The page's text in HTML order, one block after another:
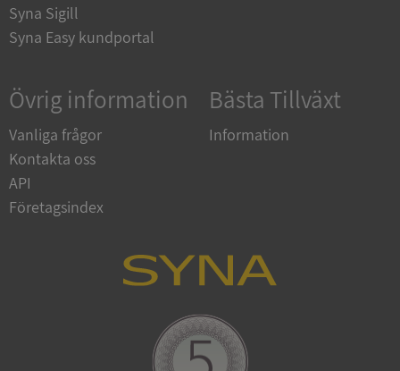
Syna Sigill
Syna Easy kundportal
Övrig information
Vanliga frågor
Kontakta oss
API
Företagsindex
Bästa Tillväxt
Information
CookieScriptConsent
www.google.com